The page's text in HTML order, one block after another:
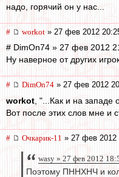
надо, горячий он у нас...
# workоt » 27 фев 2012
# DimOn74 » 27 фев 2012
Ну наверное от других
# DimOn74 » 27 фев 2012
workоt , "...Как и на
Вот после этих слов мне и
# Очкарик-11 » 27 фев 2012
wasy » 27 фев 2012
Поэтому ПННХНЧ и